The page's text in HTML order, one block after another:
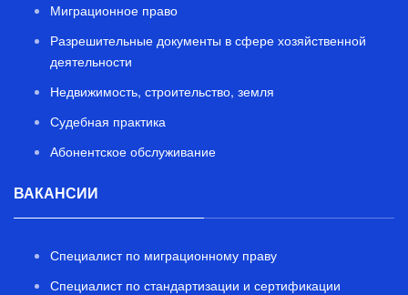
Миграционное право
Разрешительные документы в сфере хозяйственной
деятельности
Недвижимость, строительство, земля
Судебная практика
Абонентское обслуживание
ВАКАНСИИ
Специалист по миграционному праву
Специалист по стандартизации и сертификации